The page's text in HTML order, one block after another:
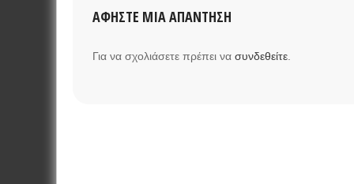
ΑΦΉΣΤΕ ΜΙΑ ΑΠΆΝΤΗΣΗ
Για να σχολιάσετε πρέπει να συνδεθείτε.